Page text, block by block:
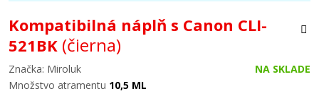
Kompatibilná náplň s Canon CLI-
521BK (čierna)
Značka: Miroluk
NA SKLADE
Množstvo atramentu 10,5 ML